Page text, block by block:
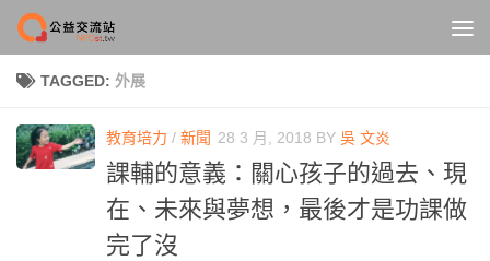
Skip to content
TAGGED: 外展
教育培力 / 新聞 28 3 月, 2018 BY 吳 文炎
課輔的意義：關心孩子的過去、現
在、未來與夢想，最後才是功課做
完了沒